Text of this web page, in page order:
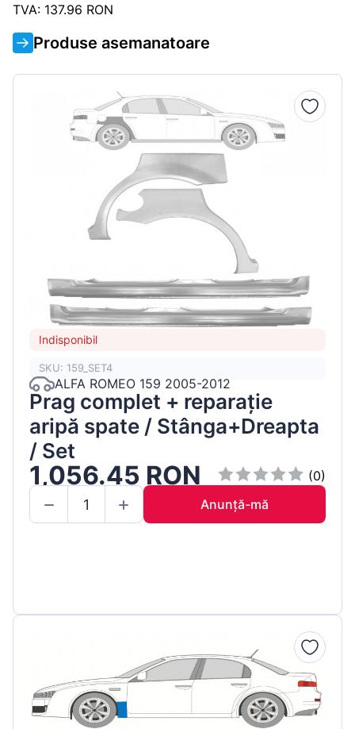
TVA: 137.96 RON
Produse asemanatoare
Indisponibil
SKU: 159_SET4
ALFA ROMEO 159 2005-2012
Prag complet + reparație
aripă spate / Stânga+Dreapta
/ Set
1,056.45 RON
(0)
Anunță-mă